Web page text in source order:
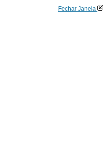
Fechar Janela